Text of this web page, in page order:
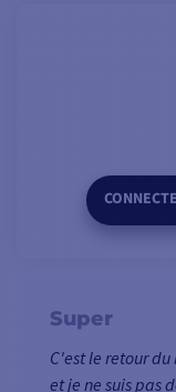
Super
C'est le retour
et je ne suis pas